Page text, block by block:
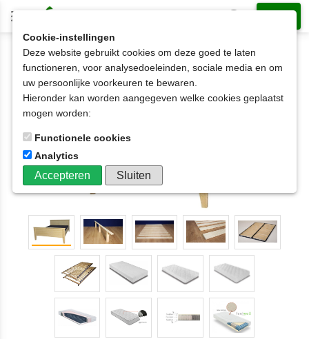
2-persoonsbed op matrasmaat
140x200cm
2-persoonsbed KOEN met 1-paneel
120x190t/m180x220cm
Cookie-instellingen
Deze website gebruikt cookies om deze goed te laten
functioneren, voor analysedoeleinden, sociale media en om
uw persoonlijke voorkeuren te bewaren.
Hieronder kan worden aangegeven welke cookies geplaatst
mogen worden:
Functionele cookies
Analytics
Accepteren Sluiten